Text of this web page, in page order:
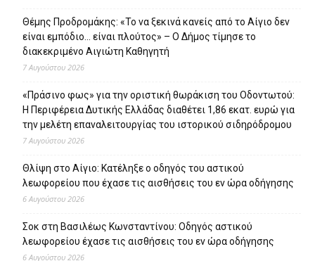
Θέμης Προδρομάκης: «Το να ξεκινά κανείς από το Αίγιο δεν
είναι εμπόδιο… είναι πλούτος» – O Δήμος τίμησε το
διακεκριμένο Αιγιώτη Καθηγητή
7 Αυγούστου 2026
«Πράσινο φως» για την οριστική θωράκιση του Οδοντωτού:
Η Περιφέρεια Δυτικής Ελλάδας διαθέτει 1,86 εκατ. ευρώ για
την μελέτη επαναλειτουργίας του ιστορικού σιδηρόδρομου
7 Αυγούστου 2026
Θλίψη στο Αίγιο: Κατέληξε ο οδηγός του αστικού
λεωφορείου που έχασε τις αισθήσεις του εν ώρα οδήγησης
6 Αυγούστου 2026
Σοκ στη Βασιλέως Κωνσταντίνου: Οδηγός αστικού
λεωφορείου έχασε τις αισθήσεις του εν ώρα οδήγησης
6 Αυγούστου 2026